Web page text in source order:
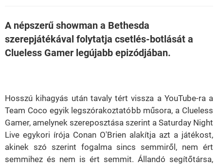
A népszerű showman a Bethesda
szerepjátékával folytatja csetlés-botlását a
Clueless Gamer legújabb epizódjában.
Hosszú kihagyás után tavaly tért vissza a YouTube-ra a
Team Coco egyik legszórakoztatóbb műsora, a Clueless
Gamer, amelynek szereposztása szerint a Saturday Night
Live egykori írója Conan O'Brien alakítja azt a játékost,
akinek szó szerint fogalma sincs semmiről, nem ért
semmihez és nem is ért semmit. Állandó segítőtársa,